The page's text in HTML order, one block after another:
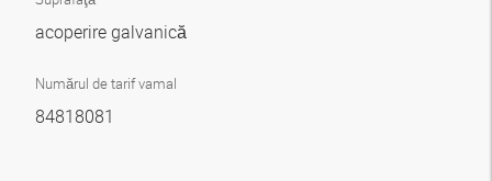
acoperire galvanică
Numărul de tarif vamal
84818081